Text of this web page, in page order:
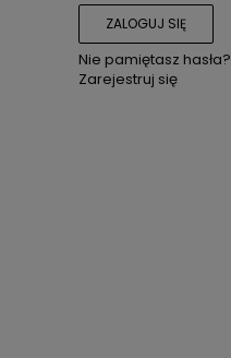
ZALOGUJ SIĘ
Nie pamiętasz hasła?
Zarejestruj się